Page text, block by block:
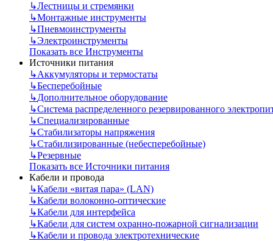
↳Лестницы и стремянки
↳Монтажные инструменты
↳Пневмоинструменты
↳Электроинструменты
Показать все Инструменты
Источники питания
↳Аккумуляторы и термостаты
↳Бесперебойные
↳Дополнительное оборудование
↳Система распределенного резервированного
↳Специализированные
↳Стабилизаторы напряжения
↳Стабилизированные (небесперебойные)
↳Резервные
Показать все Источники питания
Кабели и провода
↳Кабели «витая пара» (LAN)
↳Кабели волоконно-оптические
↳Кабели для интерфейса
↳Кабели для систем охранно-пожарной сигнализации
↳Кабели и провода электротехнические